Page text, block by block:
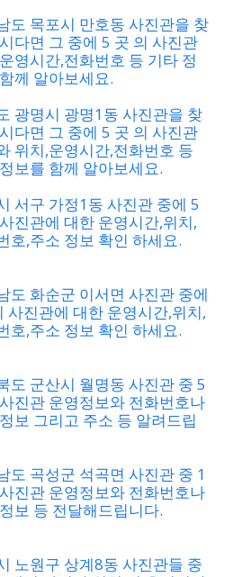
도 목포시 만호동 사진관을 찾
다면 그 중에 5 곳 의 사진관
영시간,전화번호 등 기타 정
께 알아보세요.
광명시 광명1동 사진관을 찾
다면 그 중에 5 곳 의 사진관
위치,운영시간,전화번호 등
보를 함께 알아보세요.
서구 가정1동 사진관 중에 5
진관에 대한 운영시간,위치,
호,주소 정보 확인 하세요.
도 화순군 이서면 사진관 중에
사진관에 대한 운영시간,위치,
호,주소 정보 확인 하세요.
도 군산시 월명동 사진관 중 5
진관 운영정보와 전화번호나
보 그리고 주소 등 알려드립
도 곡성군 석곡면 사진관 중 1
진관 운영정보와 전화번호나
보 등 전달해드립니다.
노원구 상계8동 사진관들 중